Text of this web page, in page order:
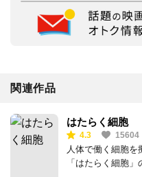
関連作品
はたらく細胞
4.3 15604
人体で働く細胞を
「はたらく細胞